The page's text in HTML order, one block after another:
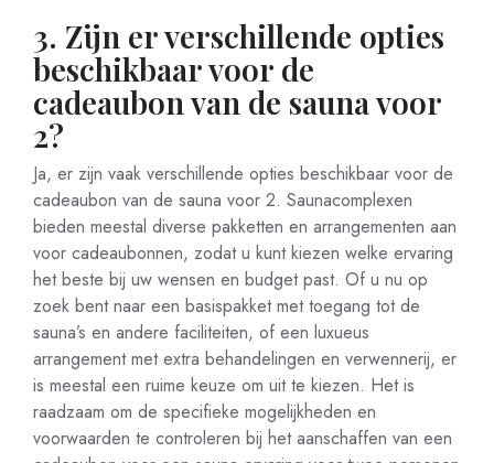
3. Zijn er verschillende opties
beschikbaar voor de
cadeaubon van de sauna voor
2?
Ja, er zijn vaak verschillende opties beschikbaar voor de
cadeaubon van de sauna voor 2. Saunacomplexen
bieden meestal diverse pakketten en arrangementen aan
voor cadeaubonnen, zodat u kunt kiezen welke ervaring
het beste bij uw wensen en budget past. Of u nu op
zoek bent naar een basispakket met toegang tot de
sauna’s en andere faciliteiten, of een luxueus
arrangement met extra behandelingen en verwennerij, er
is meestal een ruime keuze om uit te kiezen. Het is
raadzaam om de specifieke mogelijkheden en
voorwaarden te controleren bij het aanschaffen van een